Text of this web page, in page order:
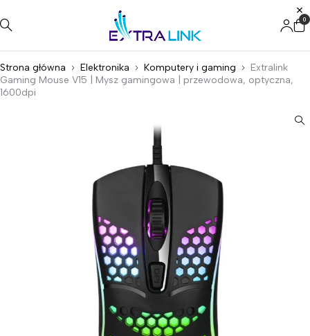
0
Strona główna Elektronika Komputery i gaming
Extralink
Gaming Mouse V15 | Mysz gamingowa | przewodowa, optyczna,
1600dpi